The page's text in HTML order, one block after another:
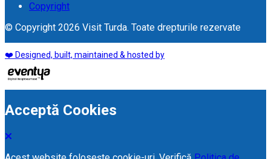
Copyright
© Copyright 2026 Visit Turda. Toate drepturile rezervate
❤️ Designed, built, maintained & hosted by
Acceptă Cookies